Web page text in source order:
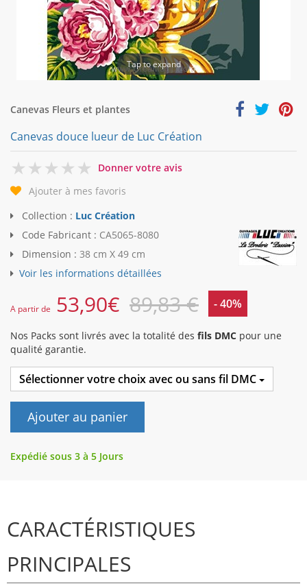
Tap to expand
Canevas Fleurs et plantes
Canevas douce lueur de Luc Création
0
Donner votre avis
Ajouter à mes favoris
Collection : Luc Création
Code Fabricant : CA5065-8080
Dimension : 38 cm X 49 cm
Voir les informations détaillées
A partir de 53,90€ 89,83 € - 40%
Nos Packs sont livrés avec la totalité des fils DMC pour une
qualité garantie.
Sélectionner votre choix avec ou sans fil DMC
Ajouter au panier
Expédié sous 3 à 5 Jours
CARACTÉRISTIQUES
PRINCIPALES